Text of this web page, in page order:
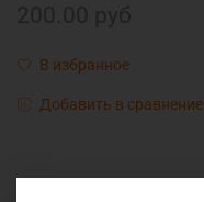
В избранное
Добавить в сравнение